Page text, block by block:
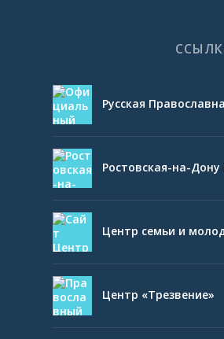
Русская
Ростовская-на-Дону
Центр семьи и
Центр «Трезвение»